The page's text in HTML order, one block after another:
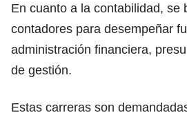
En cuanto a la contabilidad, se
contadores para desempeñar
administración financiera,
de gestión.
Estas carreras son